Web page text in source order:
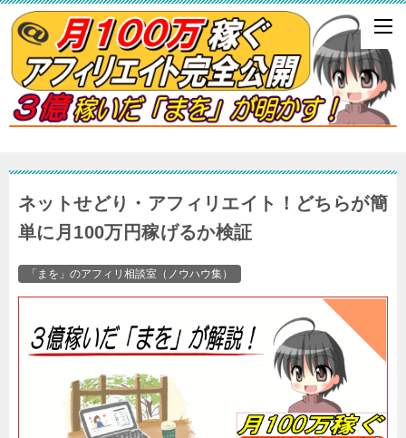
ネットせどり・アフィリエイト！どちらが簡
単に月100万円稼げるか検証
「まを」のアフィリ相談室（ノウハウ集）